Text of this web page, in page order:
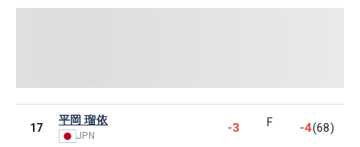
17
平岡 瑠依
JPN
-3 F -4(68)